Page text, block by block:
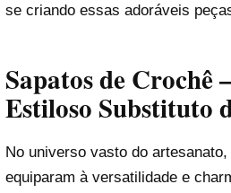
se criando essas adoráveis
Sapatos de Crochê
Estiloso Substituto
No universo vasto do
equiparam à versatilidade e